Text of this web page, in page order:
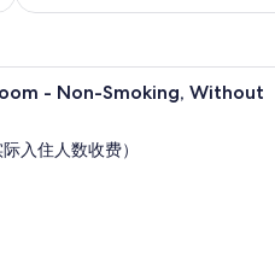
羽绒被、客房内保险箱、笔
- Non-Smoking, Without
入住人数收费）